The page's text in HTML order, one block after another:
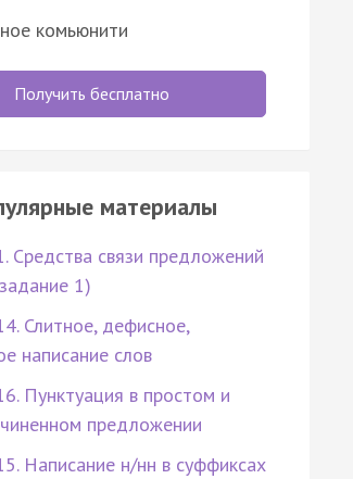
комьюнити
Получить бесплатно
материалы
Средства связи предложений
1)
Слитное, дефисное,
написание слов
Пунктуация в простом и
предложении
Написание н/нн в суффиксах